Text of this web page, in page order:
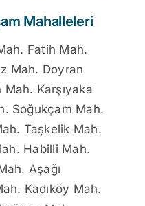
Mahalleleri
Fatih Mah.
Mah. Doyran
Karşıyaka
Soğukçam Mah.
Taşkelik Mah.
Habilli Mah.
Aşağı
Kadıköy Mah.